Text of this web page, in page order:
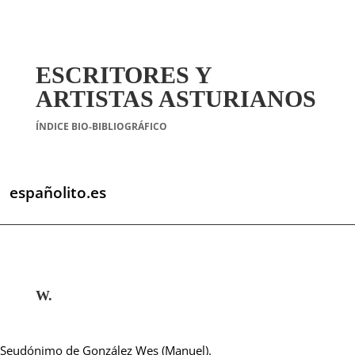
ESCRITORES Y
ARTISTAS ASTURIANOS
ÍNDICE BIO-BIBLIOGRÁFICO
españolito.es
W.
Seudónimo de González Wes (Manuel).